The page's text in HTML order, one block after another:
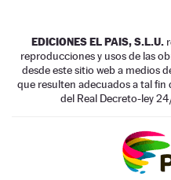
EDICIONES EL PAIS, S.L.U.
reproducciones y usos de las
desde este sitio web a medios
que resulten adecuados a tal
del Real Decreto-ley